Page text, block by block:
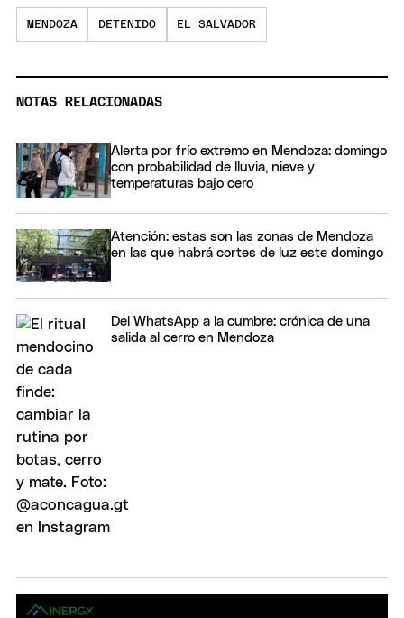
MENDOZA DETENIDO EL SALVADOR
NOTAS RELACIONADAS
Alerta por frío extremo en Mendoza: domingo
con probabilidad de lluvia, nieve y
temperaturas bajo cero
Atención: estas son las zonas de Mendoza
en las que habrá cortes de luz este domingo
Del WhatsApp a la cumbre: crónica de una
salida al cerro en Mendoza